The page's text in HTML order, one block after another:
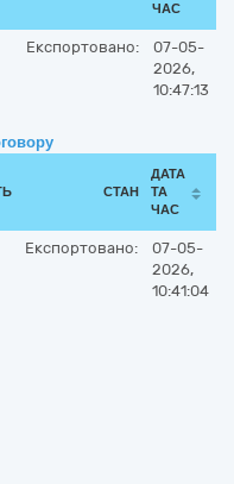
ЧАС
Експортовано:
07-05-
2026,
10:47:13
СТАН
ДАТА
ТА
ЧАС
Експортовано:
07-05-
2026,
10:41:04